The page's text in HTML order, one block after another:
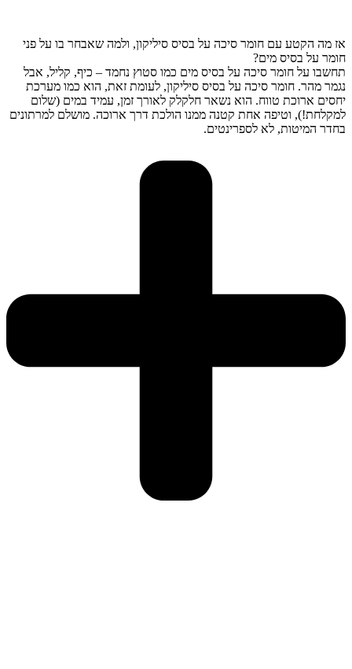
אז מה הקטע עם חומר סיכה על בסיס סיליקון, ולמה שאבחר בו על פני
חומר על בסיס מים?
תחשבו על חומר סיכה על בסיס מים כמו סטוץ נחמד – כיף, קליל, אבל
נגמר מהר. חומר סיכה על בסיס סיליקון, לעומת זאת, הוא כמו מערכת
יחסים ארוכת טווח. הוא נשאר חלקלק לאורך זמן, עמיד במים (שלום
למקלחת!), וטיפה אחת קטנה ממנו הולכת דרך ארוכה. מושלם למרתונים
בחדר המיטות, לא לספרינטים.